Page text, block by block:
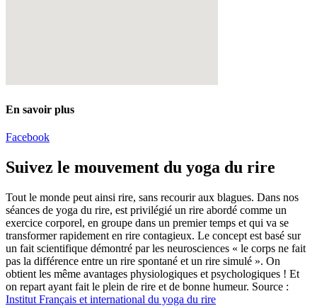
En savoir plus
Facebook
Suivez le mouvement du yoga du rire
Tout le monde peut ainsi rire, sans recourir aux blagues. Dans nos
séances de yoga du rire, est privilégié un rire abordé comme un
exercice corporel, en groupe dans un premier temps et qui va se
transformer rapidement en rire contagieux. Le concept est basé sur
un fait scientifique démontré par les neurosciences « le corps ne fait
pas la différence entre un rire spontané et un rire simulé ». On
obtient les même avantages physiologiques et psychologiques ! Et
on repart ayant fait le plein de rire et de bonne humeur. Source :
Institut Français et international du yoga du rire